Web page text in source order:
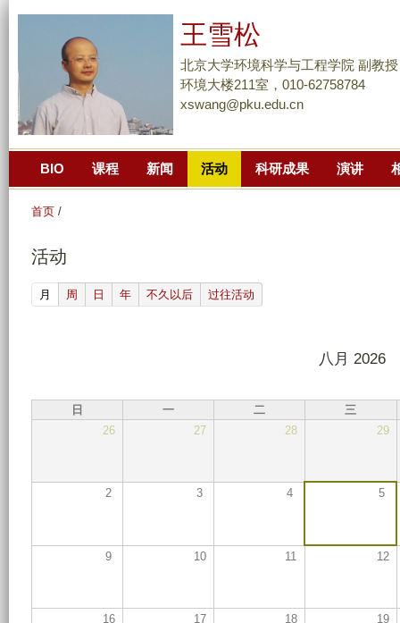
到
主
王雪松
北京大学环境科学与工程学院 副教授
环境大楼211室，010-62758784
xswang@pku.edu.cn
BIO 课程 新闻 活动 科研成果 演讲
首页 /
活动
月 (active tab)
周 日 年 不久以后 过往活动
八月 2026
日 一 二
三
26
27 28 29
2 3 4 5
9 10 11 12
16 17 18 19